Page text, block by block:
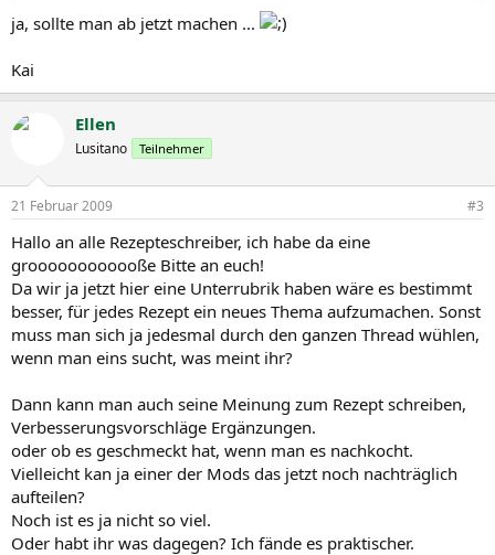
ja, sollte man ab jetzt machen ...
Kai
Ellen
Lusitano Teilnehmer
21 Februar 2009 #3
Hallo an alle Rezepteschreiber, ich habe da eine
groooooooooooße Bitte an euch!
Da wir ja jetzt hier eine Unterrubrik haben wäre es bestimmt
besser, für jedes Rezept ein neues Thema aufzumachen. Sonst
muss man sich ja jedesmal durch den ganzen Thread wühlen,
wenn man eins sucht, was meint ihr?
Dann kann man auch seine Meinung zum Rezept schreiben,
Verbesserungsvorschläge Ergänzungen.
oder ob es geschmeckt hat, wenn man es nachkocht.
Vielleicht kan ja einer der Mods das jetzt noch nachträglich
aufteilen?
Noch ist es ja nicht so viel.
Oder habt ihr was dagegen? Ich fände es praktischer.